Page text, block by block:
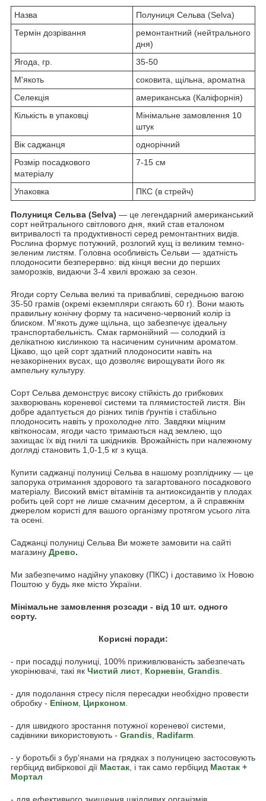
Назва
Полуниця Сельва (Selva)
Термін дозрівання
ремонтантний (нейтрального
дня)
Ягода, гр.
35-50
М'якоть
соковита, щільна, ароматна
Селекція
американська (Каліфорнія)
Кількість в упаковці
Мінімальне замовлення 10
штук
Вік саджанця
однорічний
Розмір посадкового
матеріалу
7-15 см
Упаковка ПКС (в стрейч)
Полуниця Сельва (Selva) — це легендарний американський
сорт нейтрального світлового дня, який став еталоном
витривалості та продуктивності серед ремонтантних видів.
Рослина формує потужний, розлогий кущ із великим темно-
зеленим листям. Головна особливість Сельви — здатність
плодоносити безперервно: від кінця весни до перших
заморозків, видаючи 3-4 хвилі врожаю за сезон.
Ягоди сорту Сельва великі та привабливі, середньою вагою
35-50 грамів (окремі екземпляри сягають 60 г). Вони мають
правильну конічну форму та насичено-червоний колір із
блиском. М'якоть дуже щільна, що забезпечує ідеальну
транспортабельність. Смак гармонійний — солодкий із
делікатною кислинкою та насиченим суничним ароматом.
Цікаво, що цей сорт здатний плодоносити навіть на
незакорінених вусах, що дозволяє вирощувати його як
ампельну культуру.
Сорт Сельва демонструє високу стійкість до грибкових
захворювань кореневої системи та плямистостей листя. Він
добре адаптується до різних типів ґрунтів і стабільно
плодоносить навіть у прохолодне літо. Завдяки міцним
квітконосам, ягоди часто тримаються над землею, що
захищає їх від гнилі та шкідників. Врожайність при належному
догляді становить 1,0-1,5 кг з куща.
Купити саджанці полуниці Сельва в нашому розпліднику — це
запорука отримання здорового та загартованого посадкового
матеріалу. Високий вміст вітамінів та антиоксидантів у плодах
робить цей сорт не лише смачним десертом, а й справжнім
джерелом користі для вашого організму протягом усього літа
та осені.
Саджанці полуниці Сельва Ви можете замовити на сайті
магазину Древо.
Ми забезпечимо надійну упаковку (ПКС) і доставимо їх Новою
Поштою у будь яке місто України.
Мінімальне замовлення розсади - від 10 шт. одного
сорту.
Корисні поради:
- при посадці полуниці, 100% приживлюваність забезпечать
укорінювачі, такі як Чистий лист Корневін Grandis
- для подолання стресу після пересадки необхідно провести
обробку - Епіном Цирконом
- для швидкого зростання потужної кореневої системи,
садівники використовують - Grandis Radifarm
- у боротьбі з бур'янами на грядках з полуницею застосовують
гербіцид вибіркової дії Мастак , і так само гербіцид Мастак +
Мортал
- для ефективного знищення шкідливих організмів